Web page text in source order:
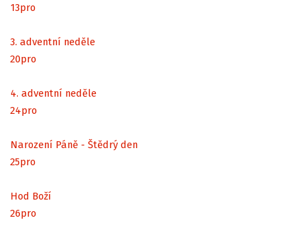
13pro
3. adventní neděle
20pro
4. adventní neděle
24pro
Narození Páně - Štědrý den
25pro
Hod Boží
26pro